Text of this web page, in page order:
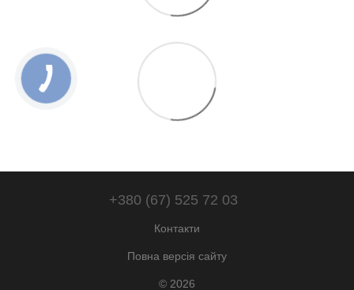
+380 (67) 525 72 03
Контакти
Повна версія сайту
© 2026